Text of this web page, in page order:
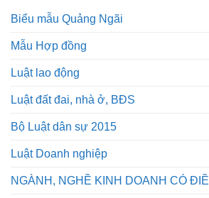
Biểu mẫu Quảng Ngãi
Mẫu Hợp đồng
Luật lao động
Luật đất đai, nhà ở, BĐS
Bộ Luật dân sự 2015
Luật Doanh nghiệp
NGÀNH, NGHỀ KINH DOANH CÓ